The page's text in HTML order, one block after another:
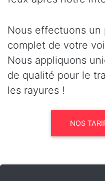
Nous effectuons un
complet de votre
Nous appliquons
de qualité pour le
les rayures !
NOS